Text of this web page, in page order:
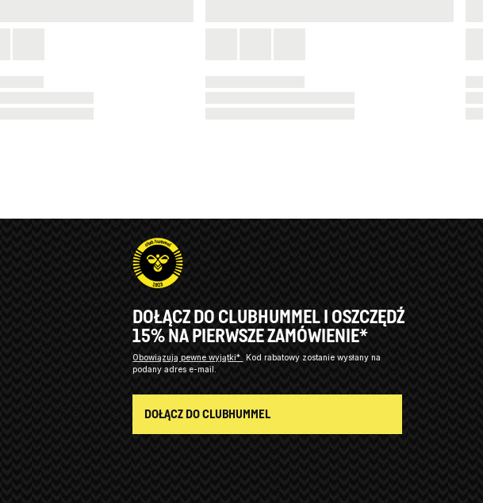
DOŁĄCZ DO CLUBHUMMEL I OSZCZĘDŹ
15% NA PIERWSZE ZAMÓWIENIE*
Obowiązują pewne wyjątki*
Kod rabatowy zostanie wysłany na
podany adres e-mail.
DOŁĄCZ DO CLUBHUMMEL